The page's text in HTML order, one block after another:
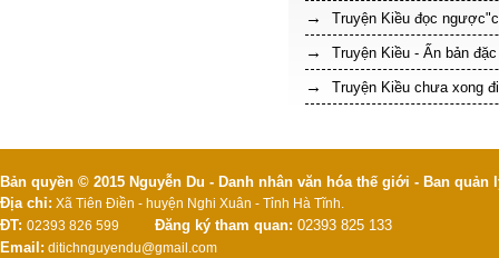
Truyện Kiều đọc
Truyện Kiều - Ấn bản
Truyện Kiều chưa xong
Bản quyền © 2015 Nguyễn Du - Danh nhân văn hóa thế giới - Ban
Địa chỉ: Xã Tiên Điền - huyện Nghi Xuân - Tỉnh Hà Tĩnh.
ĐT: 02393 826 599 Đăng ký tham quan: 02393 825 133
Email: ditichnguyendu@gmail.com